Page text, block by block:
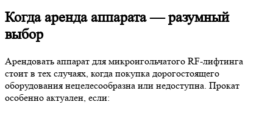
Когда аренда аппарата — разумный
выбор
Арендовать аппарат для микроигольчатого RF-лифтинга
стоит в тех случаях, когда покупка дорогостоящего
оборудования нецелесообразна или недоступна. Прокат
особенно актуален, если: